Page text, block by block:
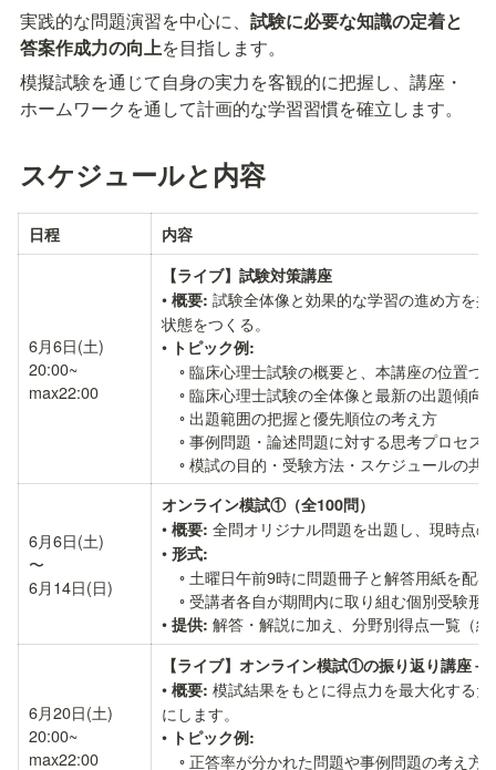
実践的な問題演習を中心に、 試験に必要な知識の定着と
答案作成力の向上を目指します。
模擬試験を通じて自身の実力を客観的に把握し、講座・
ホームワークを通して計画的な学習習慣を確立します。
スケジュールと内容
日程 内容
6月6日(土)
20:00~
max22:00
【ライブ】試験対策講座
• 概要: 試験全体像と効果的な学習の進め方を
状態をつくる。
• トピック例:
◦ 模試の目的・受験方法・スケジュールの共
6月6日(土)
〜
6月14日(日)
オンライン模試①（全100問）
• 概要: 全問オリジナル問題を出題し、現時点
• 形式:
• 提供: 解答・解説に加え、分野別得点一覧（
6月20日(土)
20:00~
max22:00
【ライブ】オンライン模試①の振り返り講座＋
• 概要: 模試結果をもとに得点力を最大化する
にします。
• トピック例: